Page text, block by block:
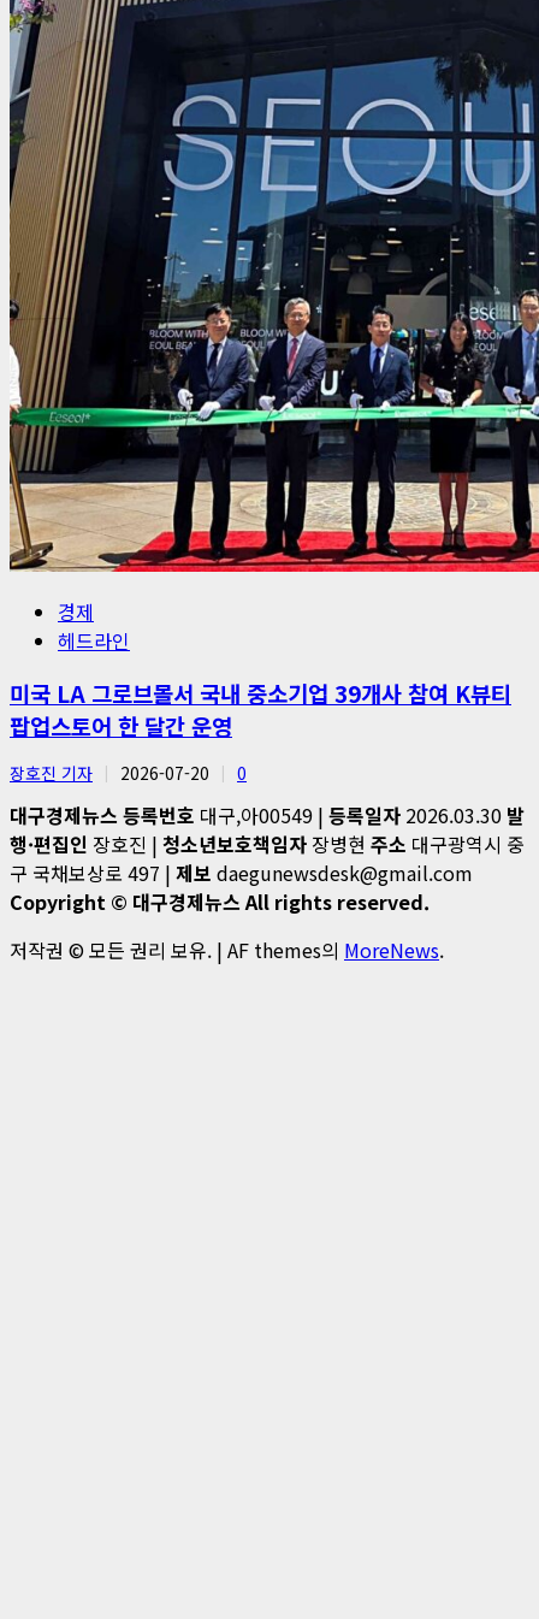
경제
헤드라인
미국 LA 그로브몰서 국내 중소기업 39개사 참여 K뷰티
팝업스토어 한 달간 운영
장호진 기자 2026-07-20 0
대구경제뉴스 등록번호 대구,아00549 | 등록일자 2026.03.30 발
행·편집인 장호진 | 청소년보호책임자 장병현 주소 대구광역시 중
구 국채보상로 497 | 제보 daegunewsdesk@gmail.com
Copyright © 대구경제뉴스 All rights reserved.
저작권 © 모든 권리 보유. | AF themes의 MoreNews.